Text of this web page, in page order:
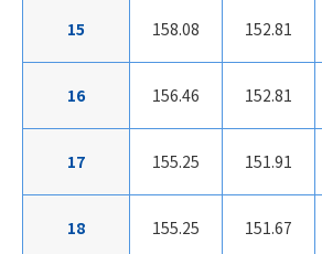
15 158.08 152.81
16 156.46 152.81
17 155.25 151.91
18 155.25 151.67